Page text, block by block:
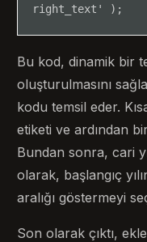
right_text' );
Bu kod, dinamik bir
oluşturulmasını
kodu temsil eder.
etiketi ve ardından
Bundan sonra, cari
olarak, başlangıç
aralığı göstermeyi
Son olarak çıktı,